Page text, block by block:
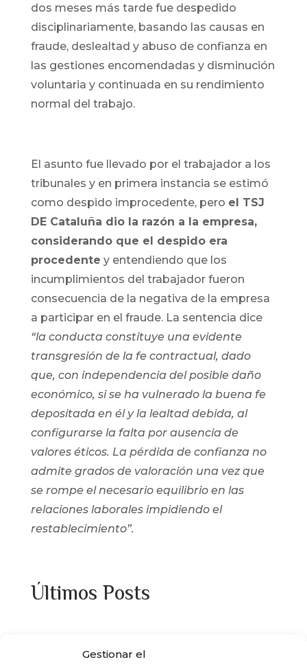
Gestionar el
dos meses más tarde fue despedido
disciplinariamente, basando las causas en
fraude, deslealtad y abuso de confianza en
las gestiones encomendadas y disminución
voluntaria y continuada en su rendimiento
normal del trabajo.
El asunto fue llevado por el trabajador a los
tribunales y en primera instancia se estimó
como despido improcedente, pero el TSJ
DE Cataluña dio la razón a la empresa,
considerando que el despido era
procedente y entendiendo que los
incumplimientos del trabajador fueron
consecuencia de la negativa de la empresa
a participar en el fraude. La sentencia dice
“la conducta constituye una evidente
transgresión de la fe contractual, dado
que, con independencia del posible daño
económico, si se ha vulnerado la buena fe
depositada en él y la lealtad debida, al
configurarse la falta por ausencia de
valores éticos. La pérdida de confianza no
admite grados de valoración una vez que
se rompe el necesario equilibrio en las
relaciones laborales impidiendo el
restablecimiento”.
Últimos Posts
ENCASA CIBELES compró al IVIMA en el